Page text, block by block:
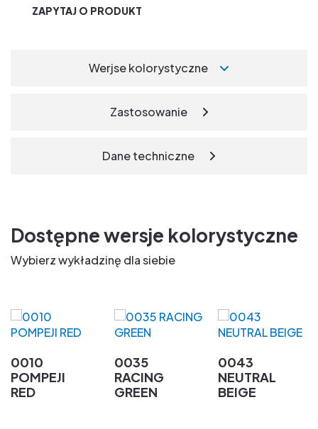
ZAPYTAJ O PRODUKT
Werjse kolorystyczne
Zastosowanie
Dane techniczne
Dostępne wersje kolorystyczne
Wybierz wykładzinę dla siebie
0010
POMPEJI
RED
0035
RACING
GREEN
0043
NEUTRAL
BEIGE